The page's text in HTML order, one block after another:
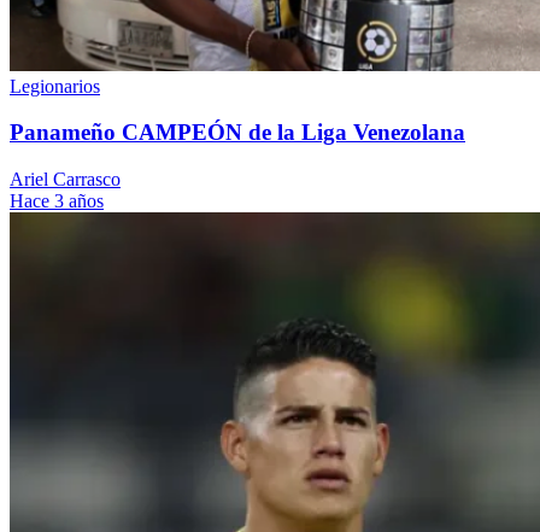
Legionarios
Panameño CAMPEÓN de la Liga Venezolana
Ariel Carrasco
Hace 3 años